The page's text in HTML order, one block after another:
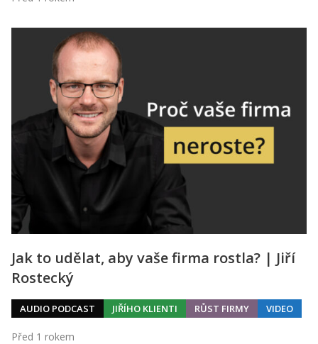
Jak to udělat, aby vaše firma rostla? | Jiří
Rostecký
AUDIO PODCAST JIŘÍHO KLIENTI RŮST FIRMY VIDEO
Před 1 rokem